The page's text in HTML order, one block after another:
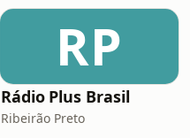
RP
Rádio Plus Brasil
Ribeirão Preto